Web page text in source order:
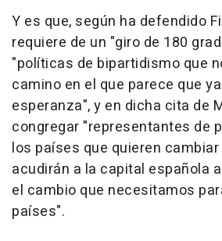
Y es que, según ha defendido
requiere de un "giro de 180
"políticas de bipartidismo que
camino en el que parece que
esperanza", y en dicha cita de
congregar "representantes de
los países que quieren
acudirán a la capital española
el cambio que necesitamos
países".